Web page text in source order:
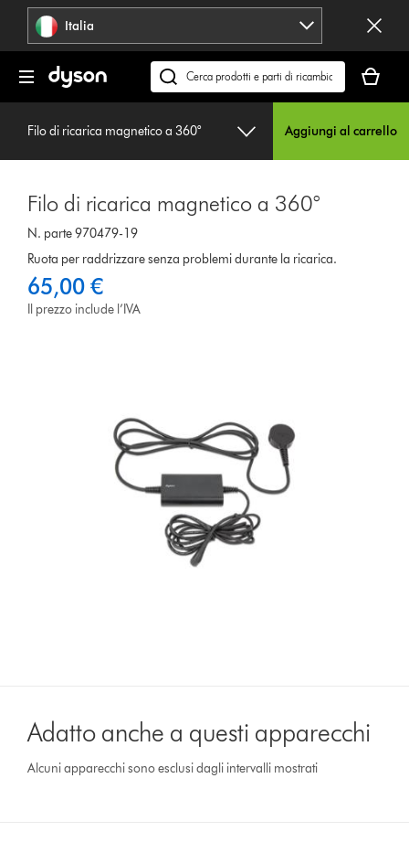
navigazione Italia
Cerca
su
dyson.it
carrello
è
Filo di ricarica magnetico a 360° Aggiungi al carrello
Filo di ricarica magnetico a 360°
N. parte 970479-19
Ruota per raddrizzare senza problemi durante la ricarica.
65,00 €
Il prezzo include l’IVA
Adatto anche a questi apparecchi
Alcuni apparecchi sono esclusi dagli intervalli mostrati